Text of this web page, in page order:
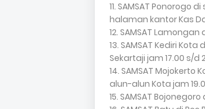
11. SAMSAT Ponorogo
halaman kantor Kas
12. SAMSAT
13. SAMSAT Kediri
Sekartaji jam 17.00 s/d
14. SAMSAT Mojokerto
alun-alun Kota jam
15. SAMSAT